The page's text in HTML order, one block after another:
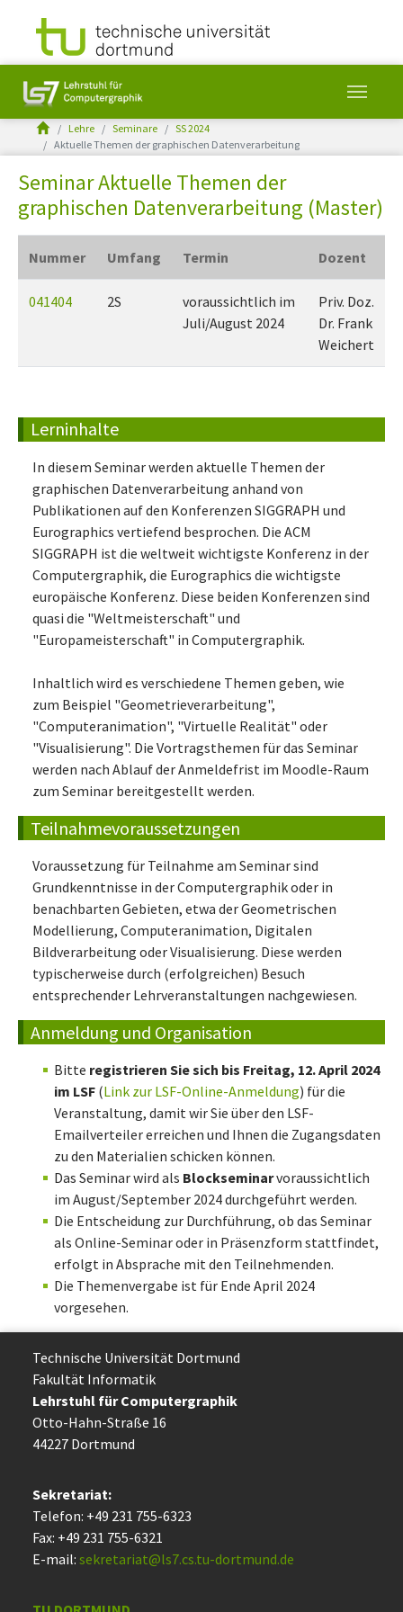
Skip to main content
You are here:
Lehre Seminare
SS 2024
Aktuelle Themen der graphischen Datenverarbeitung
Seminar Aktuelle Themen der
graphischen Datenverarbeitung (Master)
Nummer Umfang Termin Dozent
041404 2S
voraussichtlich im
Juli/August 2024
Priv. Doz.
Dr. Frank
Weichert
Lerninhalte
In diesem Seminar werden aktuelle Themen der
graphischen Datenverarbeitung anhand von
Publikationen auf den Konferenzen SIGGRAPH und
Eurographics vertiefend besprochen. Die ACM
SIGGRAPH ist die weltweit wichtigste Konferenz in der
Computergraphik, die Eurographics die wichtigste
europäische Konferenz. Diese beiden Konferenzen sind
quasi die "Weltmeisterschaft" und
"Europameisterschaft" in Computergraphik.
Inhaltlich wird es verschiedene Themen geben, wie
zum Beispiel "Geometrieverarbeitung",
"Computeranimation", "Virtuelle Realität" oder
"Visualisierung". Die Vortragsthemen für das Seminar
werden nach Ablauf der Anmeldefrist im Moodle-Raum
zum Seminar bereitgestellt werden.
Teilnahmevoraussetzungen
Voraussetzung für Teilnahme am Seminar sind
Grundkenntnisse in der Computergraphik oder in
benachbarten Gebieten, etwa der Geometrischen
Modellierung, Computeranimation, Digitalen
Bildverarbeitung oder Visualisierung. Diese werden
typischerweise durch (erfolgreichen) Besuch
entsprechender Lehrveranstaltungen nachgewiesen.
Anmeldung und Organisation
Bitte registrieren Sie sich bis Freitag, 12. April 2024
im LSF (Link zur LSF-Online-Anmeldung) für die
Veranstaltung, damit wir Sie über den LSF-
Emailverteiler erreichen und Ihnen die Zugangsdaten
zu den Materialien schicken können.
Das Seminar wird als Blockseminarvoraussichtlich
im August/September 2024 durchgeführt werden.
Die Entscheidung zur Durchführung, ob das Seminar
als Online-Seminar oder in Präsenzform stattfindet,
erfolgt in Absprache mit den Teilnehmenden.
Die Themenvergabe ist für Ende April 2024
vorgesehen.
Technische Uni­ver­si­tät Dort­mund
Fakultät Informatik
Lehrstuhl für Computergraphik
Otto-Hahn-Straße 16
44227 Dort­mund
Sekretariat:
Telefon: +49 231 755-6323
Fax: +49 231 755-6321
E-mail: sekretariat@ls7.cs.tu-dortmund.de